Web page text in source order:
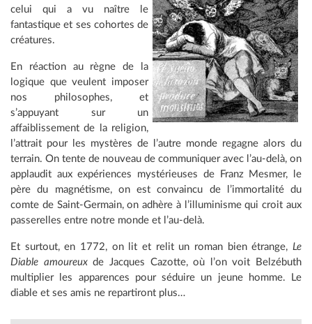
celui qui a vu naître le
fantastique et ses cohortes de
créatures.
En réaction au règne de la
logique que veulent imposer
nos philosophes, et
s’appuyant sur un
affaiblissement de la religion,
l’attrait pour les mystères de l’autre monde regagne alors du
terrain. On tente de nouveau de communiquer avec l’au-delà, on
applaudit aux expériences mystérieuses de Franz Mesmer, le
père du magnétisme, on est convaincu de l’immortalité du
comte de Saint-Germain, on adhère à l’illuminisme qui croit aux
passerelles entre notre monde et l’au-delà.
Et surtout, en 1772, on lit et relit un roman bien étrange, Le
Diable amoureuxde Jacques Cazotte, où l’on voit Belzébuth
multiplier les apparences pour séduire un jeune homme. Le
diable et ses amis ne repartiront plus…